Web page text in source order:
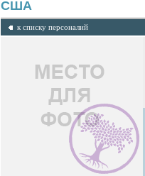
США
к списку персоналий